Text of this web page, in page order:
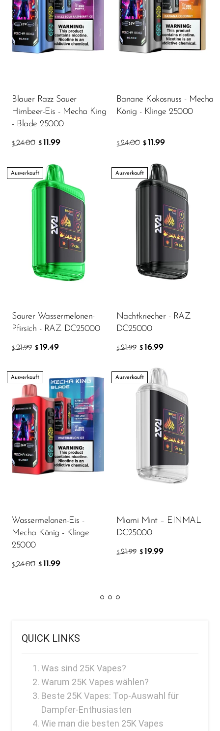
Blauer Razz Sauer
Himbeer-Eis - Mecha King
- Blade 25000
$ 24.00 $ 11.99
Banane Kokosnuss - Mecha
König - Klinge 25000
$ 24.00 $ 11.99
Ausverkauft
Saurer Wassermelonen-
Pfirsich - RAZ DC25000
$ 21.99 $ 19.49
Ausverkauft
Nachtkriecher - RAZ
DC25000
$ 21.99 $ 16.99
Ausverkauft
Wassermelonen-Eis -
Mecha König - Klinge
25000
$ 24.00 $ 11.99
Ausverkauft
Miami Mint – EINMAL
DC25000
$ 21.99 $ 19.99
QUICK LINKS
Was sind 25K Vapes?
Warum 25K Vapes wählen?
Beste 25K Vapes: Top-Auswahl für
Dampfer-Enthusiasten
Wie man die besten 25K Vapes